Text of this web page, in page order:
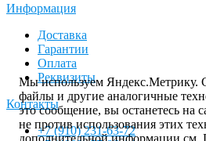
Информация
Доставка
Гарантии
Оплата
Реквизиты
Контакты
+7 (910) 231-63-72
Мы используем Яндекс.Метрику.
файлы и другие аналогичные
это сообщение, вы останетесь на
не против использования этих
дополнительной информации см.